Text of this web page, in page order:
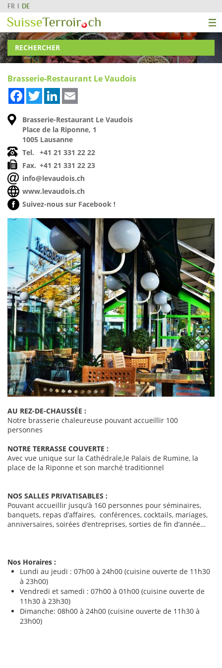
FR DE
RECHERCHER
Brasserie-Restaurant Le Vaudois
FacebookTwitterLinkedIn
Brasserie-Restaurant Le Vaudois
Place de la Riponne, 1
1005 Lausanne
Tel.
+41 21 331 22 22
Fax. +41 21 331 22 23
info@levaudois.ch
www.levaudois.ch
Suivez-nous sur Facebook !
AU REZ-DE-CHAUSSÉE :
Notre brasserie chaleureuse pouvant accueillir 100
personnes
NOTRE TERRASSE COUVERTE :
Avec vue unique sur la Cathédrale,le Palais de Rumine, la
place de la Riponne et son marché traditionnel
NOS SALLES PRIVATISABLES :
Pouvant accueillir jusqu’à 160 personnes pour séminaires,
banquets, repas d’affaires, conférences, cocktails, mariages,
anniversaires, soirées d’entreprises, sorties de fin d’année…
Nos Horaires :
Lundi au jeudi : 07h00 à 24h00 (cuisine ouverte de 11h30
à 23h00)
Vendredi et samedi : 07h00 à 01h00 (cuisine ouverte de
11h30 à 23h30)
Dimanche: 08h00 à 24h00 (cuisine ouverte de 11h30 à
23h00)